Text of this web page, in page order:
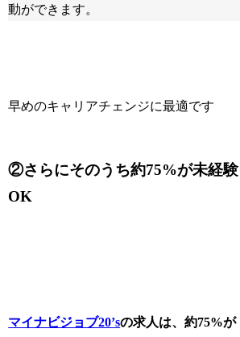
動ができます。
早めのキャリアチェンジに最適です
②さらにそのうち約75%が未経験
OK
マイナビジョブ20’sの求人は、約75%が